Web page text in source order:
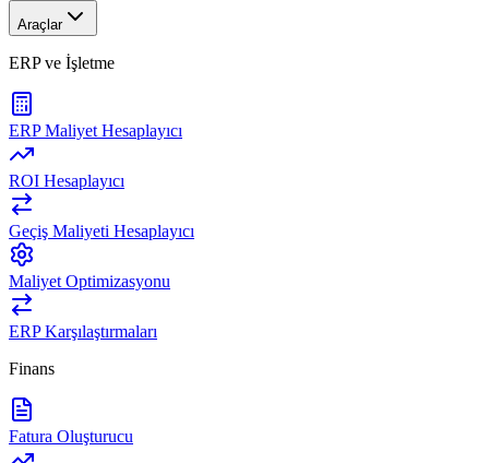
Araçlar
ERP ve İşletme
ERP Maliyet Hesaplayıcı
ROI Hesaplayıcı
Geçiş Maliyeti Hesaplayıcı
Maliyet Optimizasyonu
ERP Karşılaştırmaları
Finans
Fatura Oluşturucu